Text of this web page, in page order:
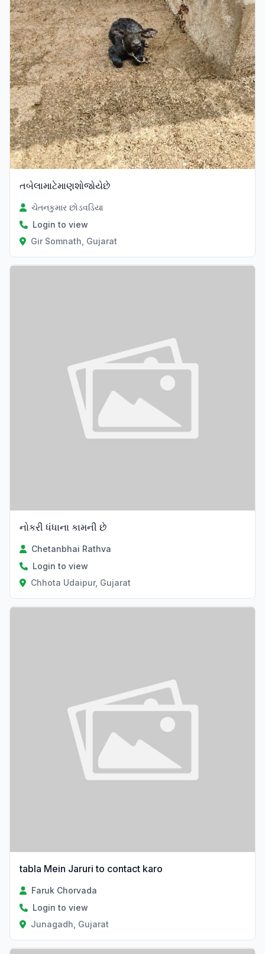
તબેલામાટેમાણશોજોયેછે
ચેતનકુમાર છોડવડિયા
Login to view
Gir Somnath, Gujarat
નોકરી ધંધાના કામની છે
Chetanbhai Rathva
Login to view
Chhota Udaipur, Gujarat
tabla Mein Jaruri to contact karo
Faruk Chorvada
Login to view
Junagadh, Gujarat